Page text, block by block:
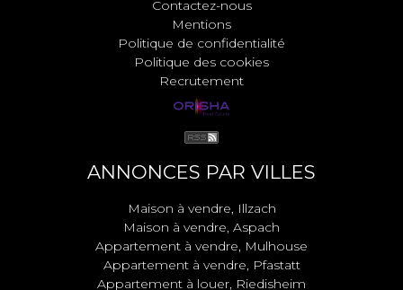
Contactez-nous
Mentions
Politique de confidentialité
Politique des cookies
Recrutement
ANNONCES PAR VILLES
Maison à vendre, Illzach
Maison à vendre, Aspach
Appartement à vendre, Mulhouse
Appartement à vendre, Pfastatt
Appartement à louer, Riedisheim